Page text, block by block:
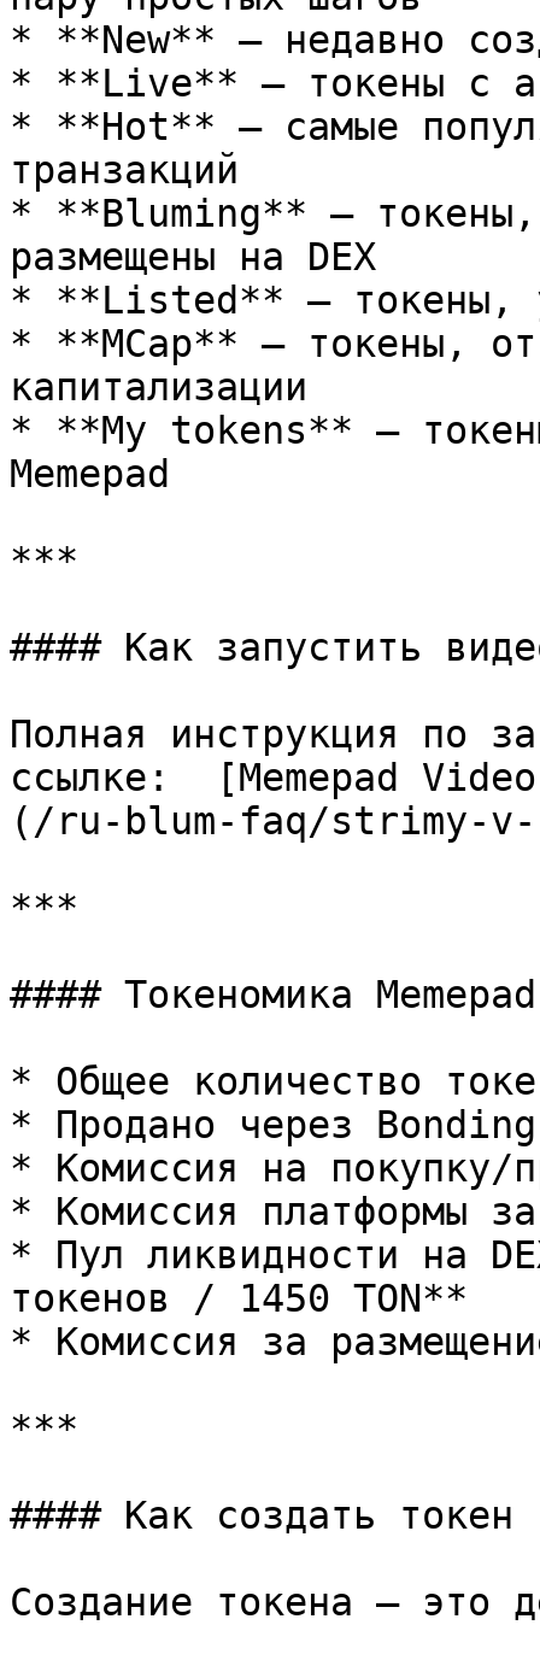
* **New** — недавно
* **Live** — токены с
* **Hot** — самые
транзакций
* **Bluming** — токены,
размещены на DEX
* **Listed** — токены,
* **MCap** — токены,
капитализации
* **My tokens** —
Memepad
***
#### Как запустить
Полная инструкция по
ссылке:  [Memepad
(/ru-blum-faq/strimy-v-
***
#### Токеномика Memepad
* Общее количество
* Продано через
* Комиссия на покупку/
* Комиссия платформы
* Пул ликвидности на
токенов / 1450 TON**
* Комиссия за
***
#### Как создать токен
Создание токена — это